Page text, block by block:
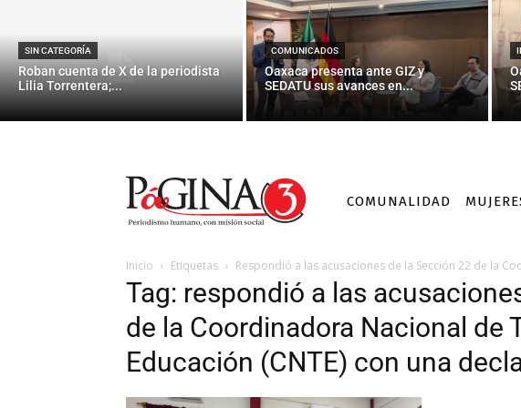
SIN CATEGORÍA
Roban cuenta de X de la periodista
Lilia Torrentera;...
COMUNICADOS
Oaxaca presenta ante GIZ y
SEDATU sus avances en...
COMUNALIDAD
Inicio Etiquetas Respondió a las acusaciones de la Sección 22 de la
Tag: respondió a las
de la Coordinadora Nacional de
Educación (CNTE) con una